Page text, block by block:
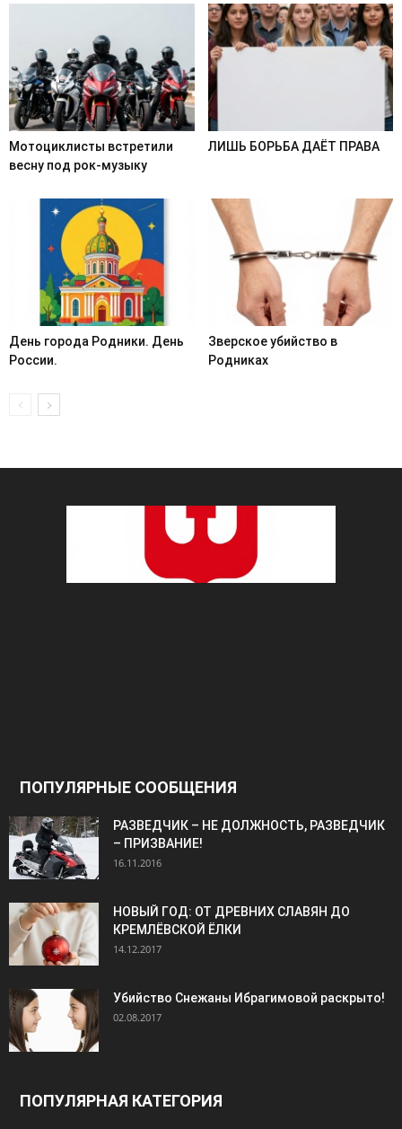
Мотоциклисты встретили
весну под рок-музыку
ЛИШЬ БОРЬБА ДАЁТ ПРАВА
День города Родники. День
России.
Зверское убийство в
Родниках
ПОПУЛЯРНЫЕ СООБЩЕНИЯ
РАЗВЕДЧИК – НЕ ДОЛЖНОСТЬ, РАЗВЕДЧИК
– ПРИЗВАНИЕ!
16.11.2016
НОВЫЙ ГОД: ОТ ДРЕВНИХ СЛАВЯН ДО
КРЕМЛЁВСКОЙ ЁЛКИ
14.12.2017
Убийство Снежаны Ибрагимовой раскрыто!
02.08.2017
ПОПУЛЯРНАЯ КАТЕГОРИЯ